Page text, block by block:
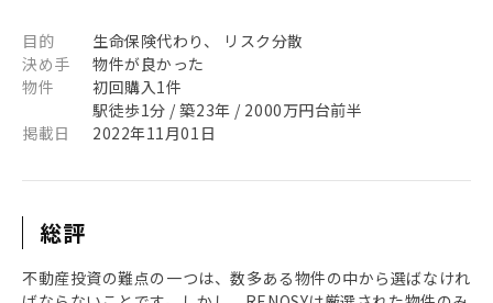
目的
生命保険代わり、 リスク分散
決め手
物件が良かった
物件
初回購入1件
駅徒歩1分 / 築23年 / 2000万円台前半
掲載日
2022年11月01日
総評
不動産投資の難点の一つは、数多ある物件の中から選ばなけれ